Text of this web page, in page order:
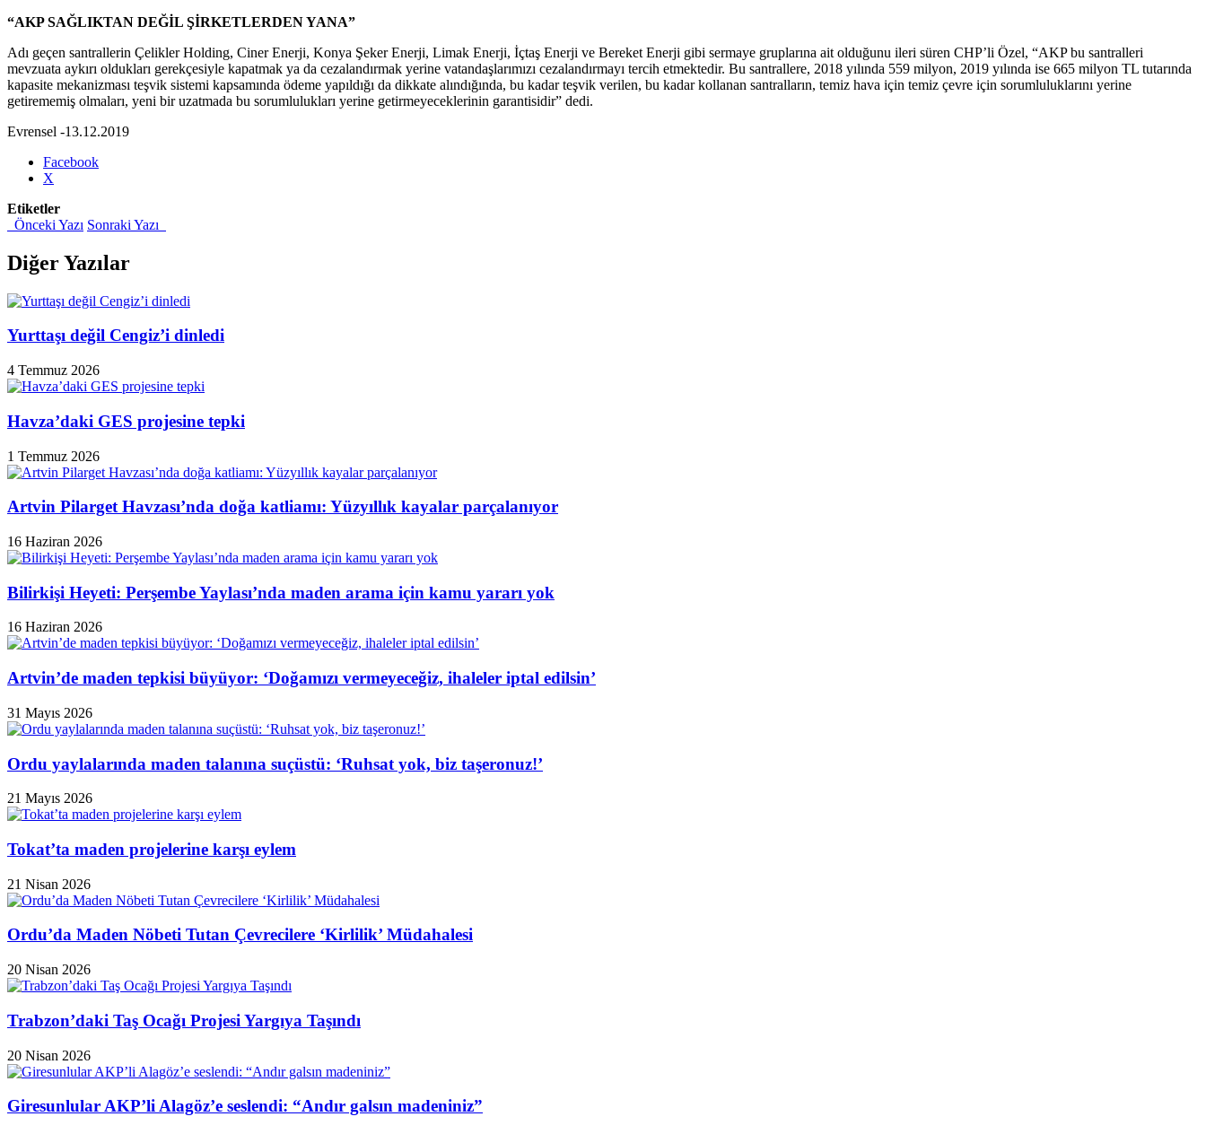
“AKP SAĞLIKTAN DEĞİL ŞİRKETLERDEN YANA”
Adı geçen santrallerin Çelikler Holding, Ciner Enerji, Konya Şeker Enerji, Limak Enerji, İçtaş Enerji ve Bereket Enerji gibi sermaye gruplarına ait olduğunu ileri süren CHP’li Özel, “AKP bu santralleri
mevzuata aykırı oldukları gerekçesiyle kapatmak ya da cezalandırmak yerine vatandaşlarımızı cezalandırmayı tercih etmektedir. Bu santrallere, 2018 yılında 559 milyon, 2019 yılında ise 665 milyon TL tutarında
kapasite mekanizması teşvik sistemi kapsamında ödeme yapıldığı da dikkate alındığında, bu kadar teşvik verilen, bu kadar kollanan santralların, temiz hava için temiz çevre için sorumluluklarını yerine
getirememiş olmaları, yeni bir uzatmada bu sorumlulukları yerine getirmeyeceklerinin garantisidir” dedi.
Evrensel -13.12.2019
Share
"Termik
santrallere
kirletme
izni
torba
yasada"
Facebook
X
Etiketler
Önceki Yazı Sonraki Yazı
Diğer Yazılar
Yurttaşı değil Cengiz’i dinledi
4 Temmuz 2026
Havza’daki GES projesine tepki
1 Temmuz 2026
Artvin Pilarget Havzası’nda doğa katliamı: Yüzyıllık kayalar parçalanıyor
16 Haziran 2026
Bilirkişi Heyeti: Perşembe Yaylası’nda maden arama için kamu yararı yok
16 Haziran 2026
Artvin’de maden tepkisi büyüyor: ‘Doğamızı vermeyeceğiz, ihaleler iptal edilsin’
31 Mayıs 2026
Ordu yaylalarında maden talanına suçüstü: ‘Ruhsat yok, biz taşeronuz!’
21 Mayıs 2026
Tokat’ta maden projelerine karşı eylem
21 Nisan 2026
Ordu’da Maden Nöbeti Tutan Çevrecilere ‘Kirlilik’ Müdahalesi
20 Nisan 2026
Trabzon’daki Taş Ocağı Projesi Yargıya Taşındı
20 Nisan 2026
Giresunlular AKP’li Alagöz’e seslendi: “Andır galsın madeniniz”